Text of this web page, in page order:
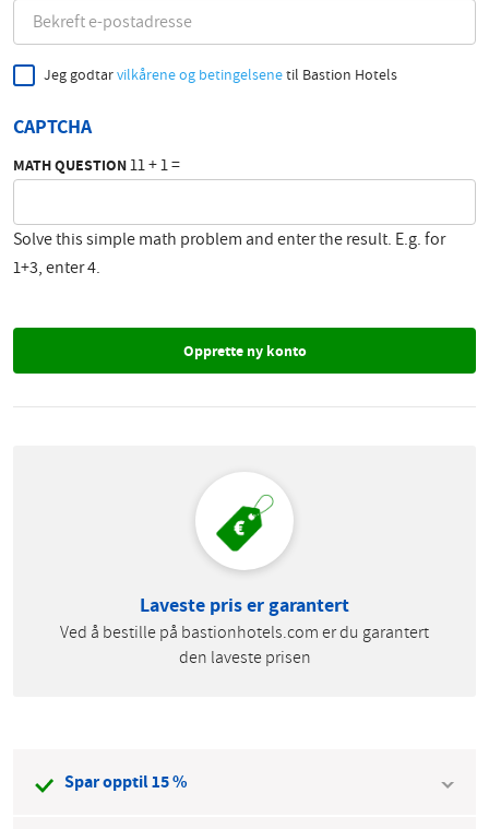
Jeg godtarvilkårene og betingelsenetil Bastion Hotels
CAPTCHA
MATH QUESTION11 + 1 =
Solve this simple math problem and enter the result. E.g. for
1+3, enter 4.
Laveste pris er garantert
Ved å bestille på bastionhotels.com er du garantert
den laveste prisen
Spar opptil 15 %